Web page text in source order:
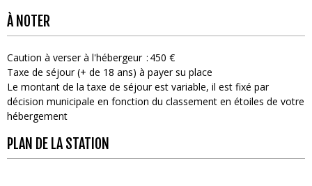
À NOTER
Caution à verser à l'hébergeur
450 €
Taxe de séjour (+ de 18 ans) à payer su place
Le montant de la taxe de séjour est variable, il est fixé par
décision municipale en fonction du classement en étoiles de votre
hébergement
PLAN DE LA STATION